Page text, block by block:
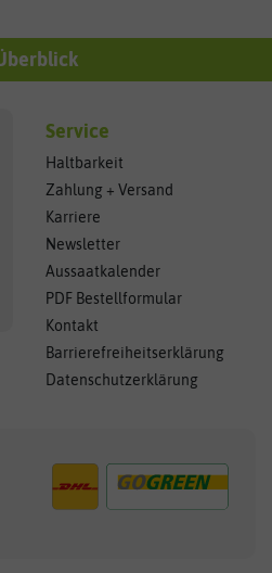
Service
Haltbarkeit
Zahlung + Versand
Karriere
Newsletter
Aussaatkalender
PDF Bestellformular
Kontakt
Barrierefreiheitserklärung
Datenschutzerklärung